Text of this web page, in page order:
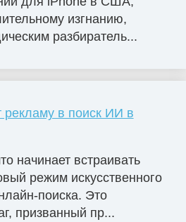
изгнанию,
разбиратель...
рекламу в поиск ИИ в
начинает встраивать
режим искусственного
поиска. Это
призванный пр...